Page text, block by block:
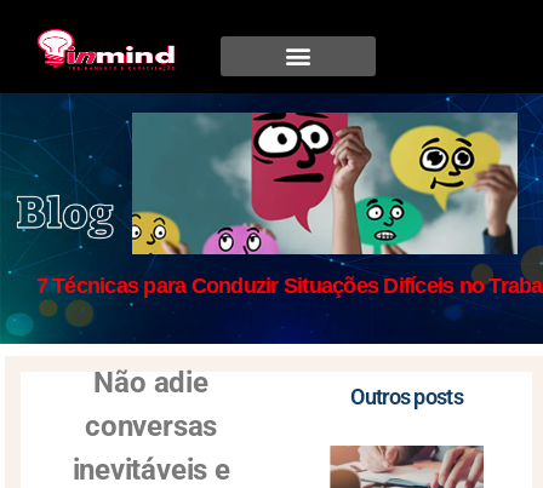
7 Técnicas para Conduzir Situações Difíceis no
Não adie
conversas
inevitáveis e
Outros posts